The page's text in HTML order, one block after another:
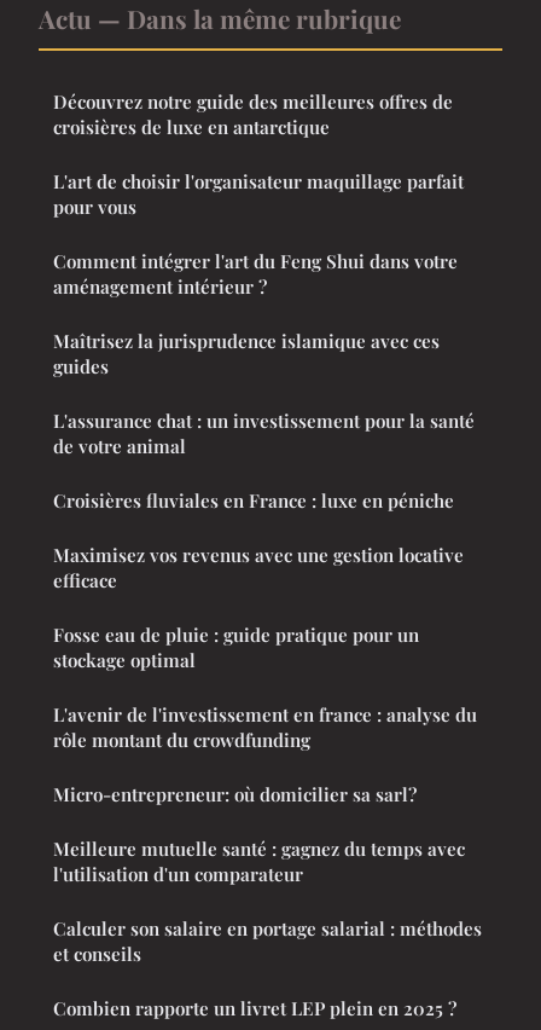
Actu — Dans la même rubrique
Découvrez notre guide des meilleures offres de
croisières de luxe en antarctique
L'art de choisir l'organisateur maquillage parfait
pour vous
Comment intégrer l'art du Feng Shui dans votre
aménagement intérieur ?
Maîtrisez la jurisprudence islamique avec ces
guides
L'assurance chat : un investissement pour la santé
de votre animal
Croisières fluviales en France : luxe en péniche
Maximisez vos revenus avec une gestion locative
efficace
Fosse eau de pluie : guide pratique pour un
stockage optimal
L'avenir de l'investissement en france : analyse du
rôle montant du crowdfunding
Micro-entrepreneur: où domicilier sa sarl?
Meilleure mutuelle santé : gagnez du temps avec
l'utilisation d'un comparateur
Calculer son salaire en portage salarial : méthodes
et conseils
Combien rapporte un livret LEP plein en 2025 ?